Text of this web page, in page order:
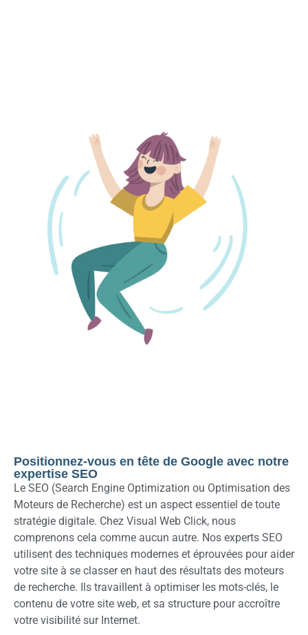
Positionnez-vous en tête de Google avec notre
expertise SEO
Le SEO (Search Engine Optimization ou Optimisation des
Moteurs de Recherche) est un aspect essentiel de toute
stratégie digitale. Chez Visual Web Click, nous
comprenons cela comme aucun autre. Nos experts SEO
utilisent des techniques modernes et éprouvées pour aider
votre site à se classer en haut des résultats des moteurs
de recherche. Ils travaillent à optimiser les mots-clés, le
contenu de votre site web, et sa structure pour accroître
votre visibilité sur Internet.